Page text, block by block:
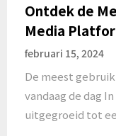
Ontdek de
Media
februari 15, 2024
De meest
vandaag de dag
uitgegroeid tot